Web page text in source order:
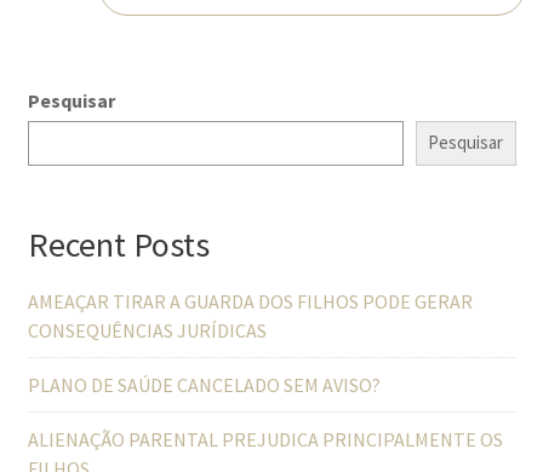
Pesquisar
Pesquisar
Recent Posts
AMEAÇAR TIRAR A GUARDA DOS FILHOS PODE GERAR
CONSEQUÊNCIAS JURÍDICAS
PLANO DE SAÚDE CANCELADO SEM AVISO?
ALIENAÇÃO PARENTAL PREJUDICA PRINCIPALMENTE OS